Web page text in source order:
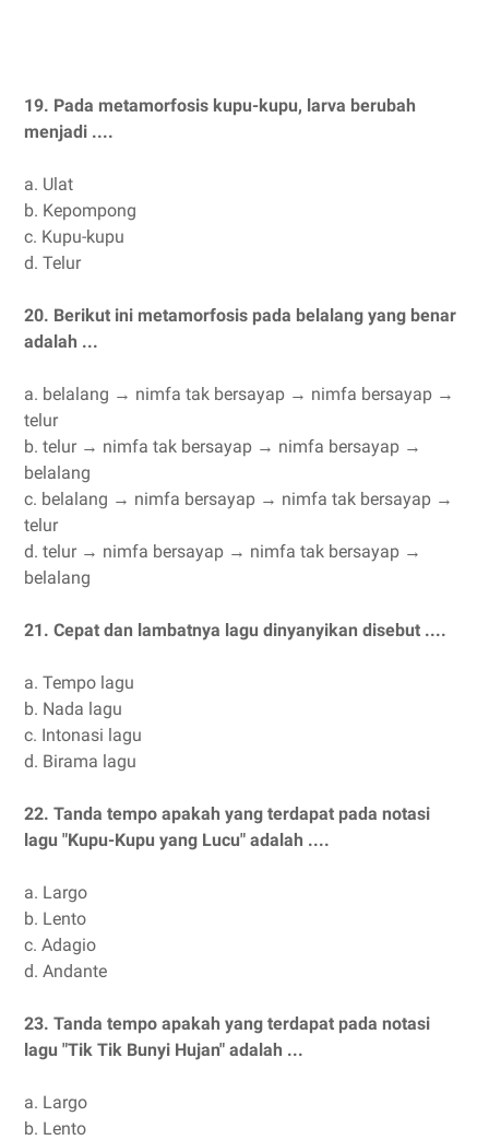
19. Pada metamorfosis kupu-kupu, larva berubah
menjadi ....
a. Ulat
b. Kepompong
c. Kupu-kupu
d. Telur
20. Berikut ini metamorfosis pada belalang yang benar
adalah ...
a. belalang → nimfa tak bersayap → nimfa bersayap →
telur
b. telur → nimfa tak bersayap → nimfa bersayap →
belalang
c. belalang → nimfa bersayap → nimfa tak bersayap →
telur
d. telur → nimfa bersayap → nimfa tak bersayap →
belalang
21. Cepat dan lambatnya lagu dinyanyikan disebut ....
a. Tempo lagu
b. Nada lagu
c. Intonasi lagu
d. Birama lagu
22. Tanda tempo apakah yang terdapat pada notasi
lagu "Kupu-Kupu yang Lucu" adalah ....
a. Largo
b. Lento
c. Adagio
d. Andante
23. Tanda tempo apakah yang terdapat pada notasi
lagu "Tik Tik Bunyi Hujan" adalah ...
a. Largo
b. Lento